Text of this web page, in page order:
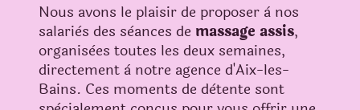
Nous avons le plaisir de proposer à nos
salariès des sèances de massage assis,
organisèes toutes les deux semaines,
directement à notre agence d'Aix-les-
Bains. Ces moments de dètente sont